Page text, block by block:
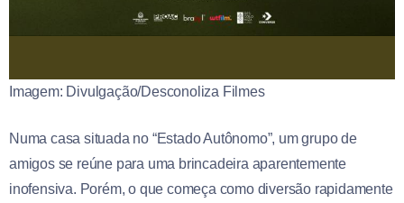
Imagem: Divulgação/Desconoliza Filmes
Numa casa situada no “Estado Autônomo”, um grupo de
amigos se reúne para uma brincadeira aparentemente
inofensiva. Porém, o que começa como diversão rapidamente